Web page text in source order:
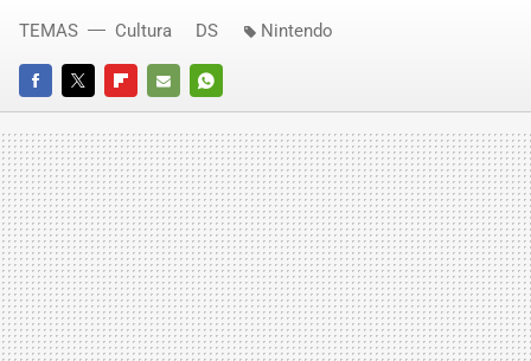
FACEBOOKTWITTERFLIPBOARD
E-
MAIL
WHATSAPP
TEMAS Cultura DS Nintendo